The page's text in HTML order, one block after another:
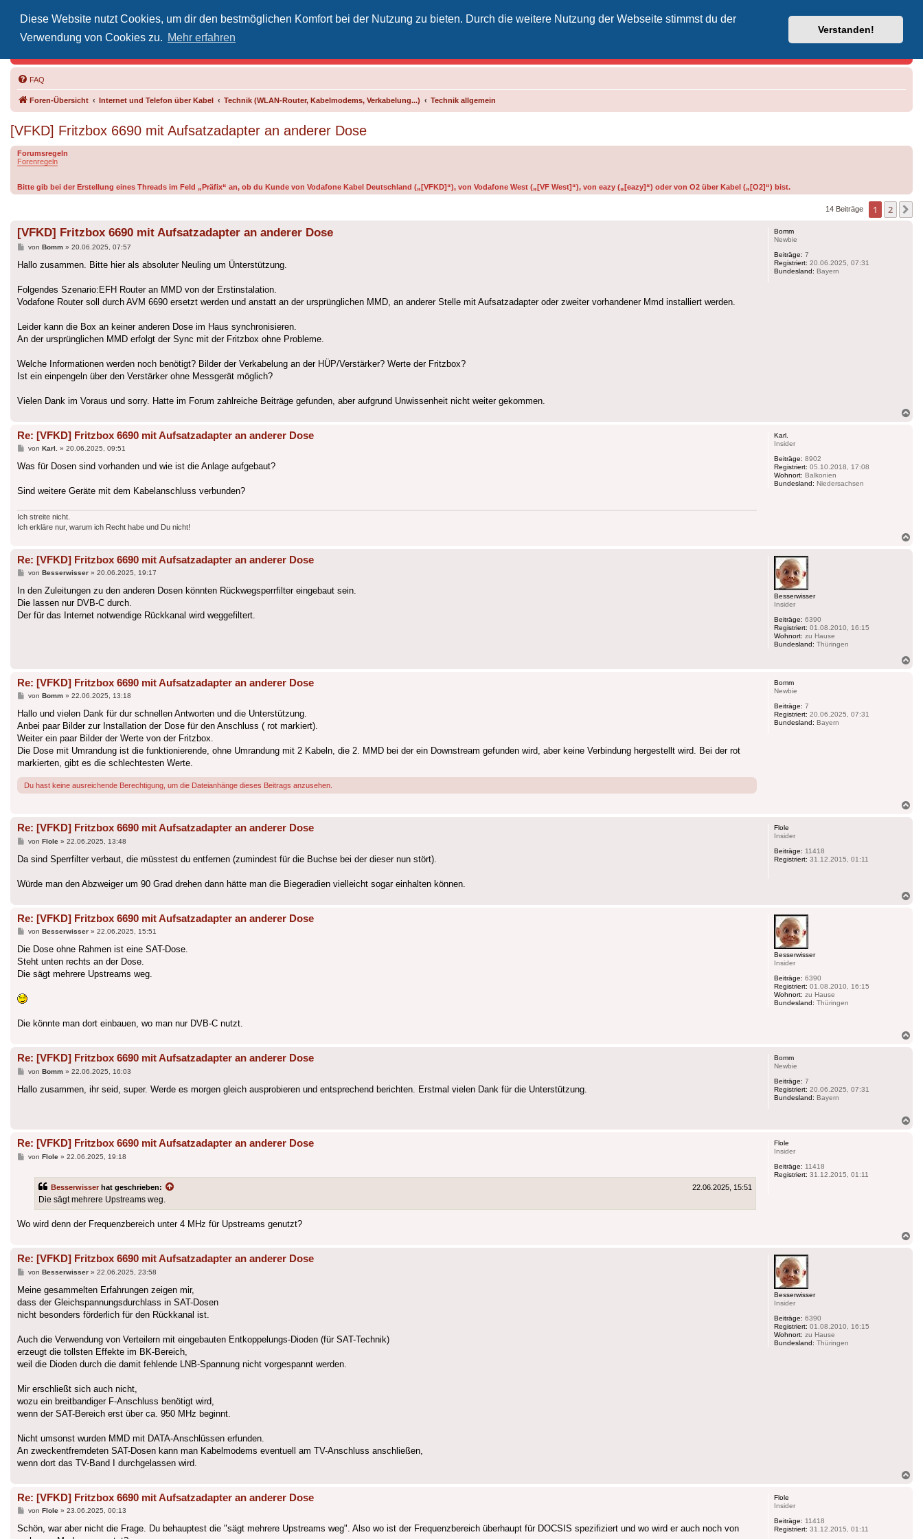
Diese Website nutzt Cookies, um dir den bestmöglichen Komfort bei der Nutzung zu bieten. Durch die weitere Nutzung der Webseite stimmst du der
Verwendung von Cookies zu. Mehr erfahren
Verstanden!
Vodafone-Kabel-Helpdesk
FAQ
Foren-Übersicht Internet und Telefon über Kabel Technik (WLAN-Router, Kabelmodems, Verkabelung...) Technik allgemein
[VFKD] Fritzbox 6690 mit Aufsatzadapter an anderer Dose
Forumsregeln
Forenregeln
Bitte gib bei der Erstellung eines Threads im Feld „Präfix“ an, ob du Kunde von Vodafone Kabel Deutschland („[VFKD]“), von Vodafone West („[VF West]“), von eazy („[eazy]“) oder von O2 über Kabel („[O2]“) bist.
14 Beiträge 1 2
Bomm
Newbie
Beiträge: 7
Registriert: 20.06.2025, 07:31
Bundesland: Bayern
[VFKD] Fritzbox 6690 mit Aufsatzadapter an anderer Dose
Beitrag
von Bomm» 20.06.2025, 07:57
Hallo zusammen. Bitte hier als absoluter Neuling um Ünterstützung.
Folgendes Szenario:EFH Router an MMD von der Erstinstalation.
Vodafone Router soll durch AVM 6690 ersetzt werden und anstatt an der ursprünglichen MMD, an anderer Stelle mit Aufsatzadapter oder zweiter vorhandener Mmd installiert werden.
Leider kann die Box an keiner anderen Dose im Haus synchronisieren.
An der ursprünglichen MMD erfolgt der Sync mit der Fritzbox ohne Probleme.
Welche Informationen werden noch benötigt? Bilder der Verkabelung an der HÜP/Verstärker? Werte der Fritzbox?
Ist ein einpengeln über den Verstärker ohne Messgerät möglich?
Vielen Dank im Voraus und sorry. Hatte im Forum zahlreiche Beiträge gefunden, aber aufgrund Unwissenheit nicht weiter gekommen.
Karl.
Insider
Beiträge: 8902
Registriert: 05.10.2018, 17:08
Wohnort: Balkonien
Bundesland: Niedersachsen
Re: [VFKD] Fritzbox 6690 mit Aufsatzadapter an anderer Dose
Beitrag
von Karl. » 20.06.2025, 09:51
Was für Dosen sind vorhanden und wie ist die Anlage aufgebaut?
Sind weitere Geräte mit dem Kabelanschluss verbunden?
Ich streite nicht.
Ich erkläre nur, warum ich Recht habe und Du nicht!
Besserwisser
Insider
Beiträge: 6390
Registriert: 01.08.2010, 16:15
Wohnort: zu Hause
Bundesland: Thüringen
Re: [VFKD] Fritzbox 6690 mit Aufsatzadapter an anderer Dose
Beitrag
von Besserwisser» 20.06.2025, 19:17
In den Zuleitungen zu den anderen Dosen könnten Rückwegsperrfilter eingebaut sein.
Die lassen nur DVB-C durch.
Der für das Internet notwendige Rückkanal wird weggefiltert.
Bomm
Newbie
Beiträge: 7
Registriert: 20.06.2025, 07:31
Bundesland: Bayern
Re: [VFKD] Fritzbox 6690 mit Aufsatzadapter an anderer Dose
Beitrag
von Bomm» 22.06.2025, 13:18
Hallo und vielen Dank für dur schnellen Antworten und die Unterstützung.
Anbei paar Bilder zur Installation der Dose für den Anschluss ( rot markiert).
Weiter ein paar Bilder der Werte von der Fritzbox.
Die Dose mit Umrandung ist die funktionierende, ohne Umrandung mit 2 Kabeln, die 2. MMD bei der ein Downstream gefunden wird, aber keine Verbindung hergestellt wird. Bei der rot
markierten, gibt es die schlechtesten Werte.
Du hast keine ausreichende Berechtigung, um die Dateianhänge dieses Beitrags anzusehen.
Flole
Insider
Beiträge: 11418
Registriert: 31.12.2015, 01:11
Re: [VFKD] Fritzbox 6690 mit Aufsatzadapter an anderer Dose
Beitrag
von Flole» 22.06.2025, 13:48
Da sind Sperrfilter verbaut, die müsstest du entfernen (zumindest für die Buchse bei der dieser nun stört).
Würde man den Abzweiger um 90 Grad drehen dann hätte man die Biegeradien vielleicht sogar einhalten können.
Besserwisser
Insider
Beiträge: 6390
Registriert: 01.08.2010, 16:15
Wohnort: zu Hause
Bundesland: Thüringen
Re: [VFKD] Fritzbox 6690 mit Aufsatzadapter an anderer Dose
Beitrag
von Besserwisser» 22.06.2025, 15:51
Die Dose ohne Rahmen ist eine SAT-Dose.
Steht unten rechts an der Dose.
Die sägt mehrere Upstreams weg.
Die könnte man dort einbauen, wo man nur DVB-C nutzt.
Bomm
Newbie
Beiträge: 7
Registriert: 20.06.2025, 07:31
Bundesland: Bayern
Re: [VFKD] Fritzbox 6690 mit Aufsatzadapter an anderer Dose
Beitrag
von Bomm» 22.06.2025, 16:03
Hallo zusammen, ihr seid, super. Werde es morgen gleich ausprobieren und entsprechend berichten. Erstmal vielen Dank für die Unterstützung.
Flole
Insider
Beiträge: 11418
Registriert: 31.12.2015, 01:11
Re: [VFKD] Fritzbox 6690 mit Aufsatzadapter an anderer Dose
Beitrag
von Flole» 22.06.2025, 19:18
Besserwisser hat geschrieben: 22.06.2025, 15:51
Die sägt mehrere Upstreams weg.
Wo wird denn der Frequenzbereich unter 4 MHz für Upstreams genutzt?
Besserwisser
Insider
Beiträge: 6390
Registriert: 01.08.2010, 16:15
Wohnort: zu Hause
Bundesland: Thüringen
Re: [VFKD] Fritzbox 6690 mit Aufsatzadapter an anderer Dose
Beitrag
von Besserwisser» 22.06.2025, 23:58
Meine gesammelten Erfahrungen zeigen mir,
dass der Gleichspannungsdurchlass in SAT-Dosen
nicht besonders förderlich für den Rückkanal ist.
Auch die Verwendung von Verteilern mit eingebauten Entkoppelungs-Dioden (für SAT-Technik)
erzeugt die tollsten Effekte im BK-Bereich,
weil die Dioden durch die damit fehlende LNB-Spannung nicht vorgespannt werden.
Mir erschließt sich auch nicht,
wozu ein breitbandiger F-Anschluss benötigt wird,
wenn der SAT-Bereich erst über ca. 950 MHz beginnt.
Nicht umsonst wurden MMD mit DATA-Anschlüssen erfunden.
An zweckentfremdeten SAT-Dosen kann man Kabelmodems eventuell am TV-Anschluss anschließen,
wenn dort das TV-Band I durchgelassen wird.
Flole
Insider
Beiträge: 11418
Registriert: 31.12.2015, 01:11
Re: [VFKD] Fritzbox 6690 mit Aufsatzadapter an anderer Dose
Beitrag
von Flole» 23.06.2025, 00:13
Schön, war aber nicht die Frage. Du behauptest die "sägt mehrere Upstreams weg". Also wo ist der Frequenzbereich überhaupt für DOCSIS spezifiziert und wo wird er auch noch von